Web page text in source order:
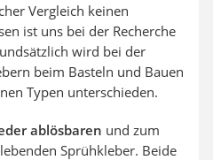
Vergleich keinen
ist uns bei der Recherche
wird bei der
beim Basteln und Bauen
Typen unterschieden.
ablösbaren und zum
Sprühkleber. Beide